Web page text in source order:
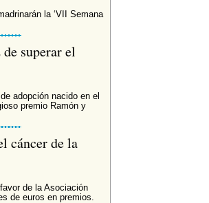
la ‘VII Semana
superar el
adopción nacido en el
premio Ramón y
cáncer de la
de la Asociación
de euros en premios.